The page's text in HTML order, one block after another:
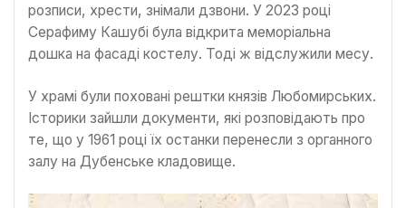
розписи, хрести, знімали дзвони. У 2023 році
Серафиму Кашубі була відкрита меморіальна
дошка на фасаді костелу. Тоді ж відслужили месу.
У храмі були поховані рештки князів Любомирських.
Історики зайшли документи, які розповідають про
те, що у 1961 році їх останки перенесли з органного
залу на Дубенське кладовище.